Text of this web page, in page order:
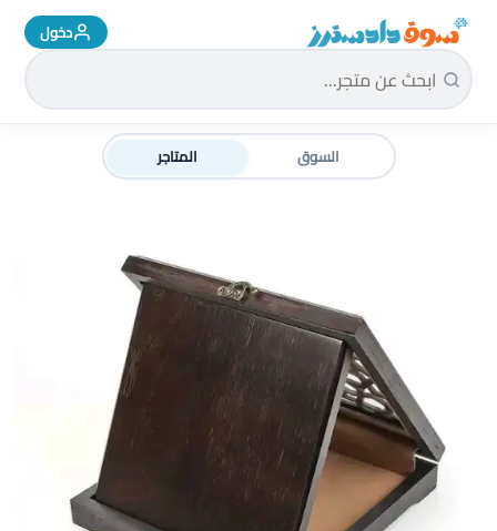
سوق دادسترز الرئيسية دخول
السوق المتاجر